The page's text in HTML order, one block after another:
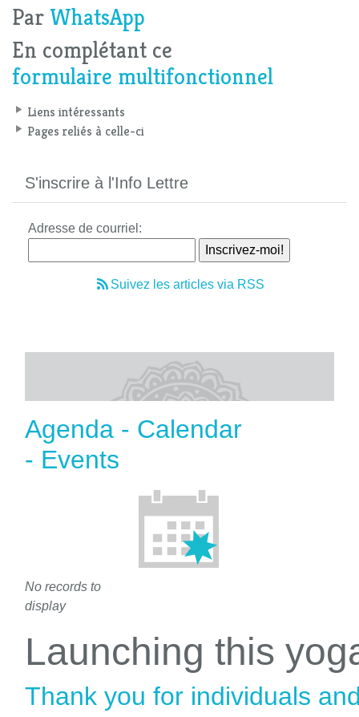
Par WhatsApp
En complétant ce
formulaire multifonctionnel
Liens intéressants
Pages reliés à celle-ci
S'inscrire à l'Info Lettre
Adresse de courriel:
Suivez les articles via RSS
Agenda - Calendar
- Events
No records to
display
Launching this
Thank you for individuals